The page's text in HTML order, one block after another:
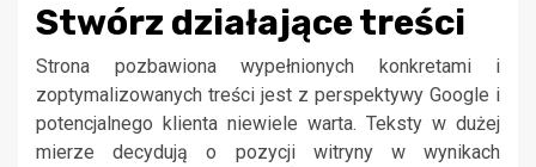
Stwórz działające treści
Strona pozbawiona wypełnionych konkretami i
zoptymalizowanych treści jest z perspektywy Google i
potencjalnego klienta niewiele warta. Teksty w dużej
mierze decydują o pozycji witryny w wynikach